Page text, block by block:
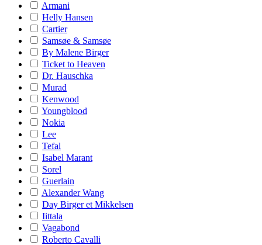
Armani
Helly Hansen
Cartier
Samsøe & Samsøe
By Malene Birger
Ticket to Heaven
Dr. Hauschka
Murad
Kenwood
Youngblood
Nokia
Lee
Tefal
Isabel Marant
Sorel
Guerlain
Alexander Wang
Day Birger et Mikkelsen
Iittala
Vagabond
Roberto Cavalli